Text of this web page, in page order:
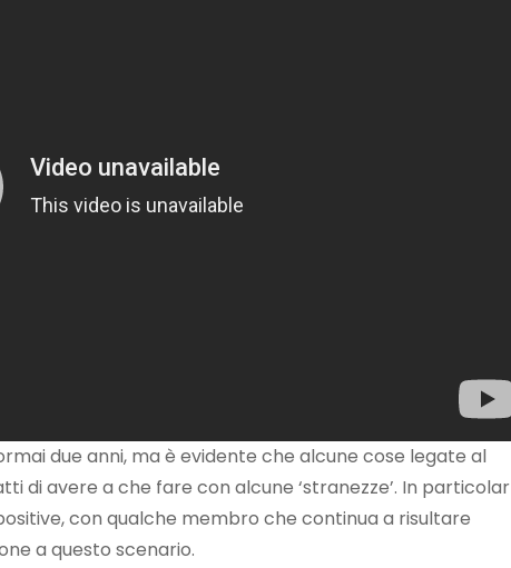
due anni, ma è evidente che alcune cose legate al
di avere a che fare con alcune ‘stranezze’. In particolar
con qualche membro che continua a risultare
a questo scenario.